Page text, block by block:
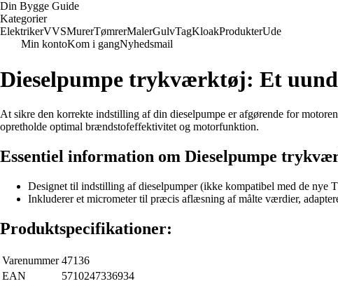
Din Bygge Guide
Kategorier
ElektrikerVVSMurerTømrerMalerGulvTagKloakProdukterUde
Min kontoKom i gangNyhedsmail
Dieselpumpe trykværktøj: Et
At sikre den korrekte indstilling af din dieselpumpe er afgørende for
opretholde optimal brændstofeffektivitet og motorfunktion.
Essentiel information om Dieselpumpe
Designet til indstilling af dieselpumper (ikke kompatibel med de nye
Inkluderer et micrometer til præcis aflæsning af målte værdier,
Produktspecifikationer:
Varenummer 47136
EAN
5710247336934